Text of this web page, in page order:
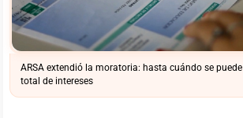
ARSA extendió la moratoria: hasta cuándo se
total de intereses